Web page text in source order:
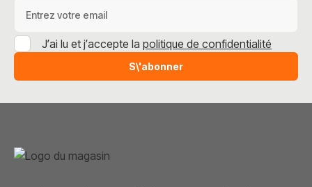
S\'abonner
J’ai lu et j’accepte la politique de confidentialité